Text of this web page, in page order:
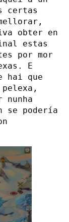
certas
obter en
estas
por mor
E
hai que
nunha
se podería